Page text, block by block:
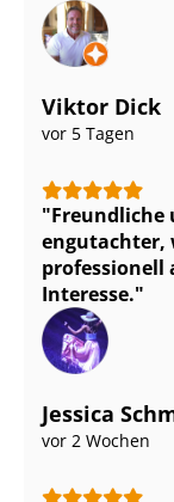
Viktor Dick
vor 5 Tagen
en­gut­ach­ter,
professionell
Interesse.
Jessica
vor 2 Wochen